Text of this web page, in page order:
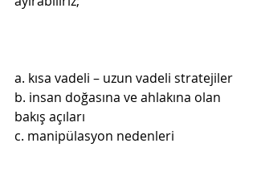
a. kısa vadeli – uzun vadeli stratejiler
b. insan doğasına ve ahlakına olan
c. manipülasyon nedenleri